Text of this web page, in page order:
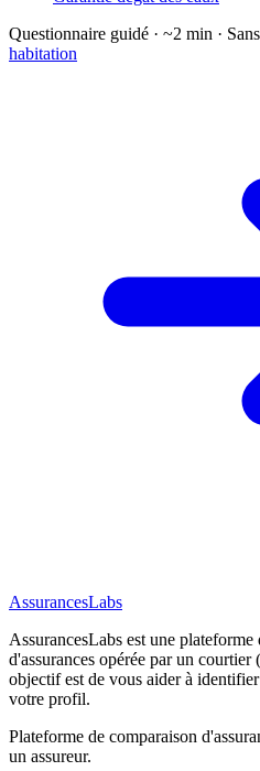
Questionnaire guidé · ~2 min ·
habitation
AssurancesLabs
AssurancesLabs est une plateforme
d'assurances opérée par un
objectif est de vous aider à
votre profil.
Plateforme de comparaison
un assureur.